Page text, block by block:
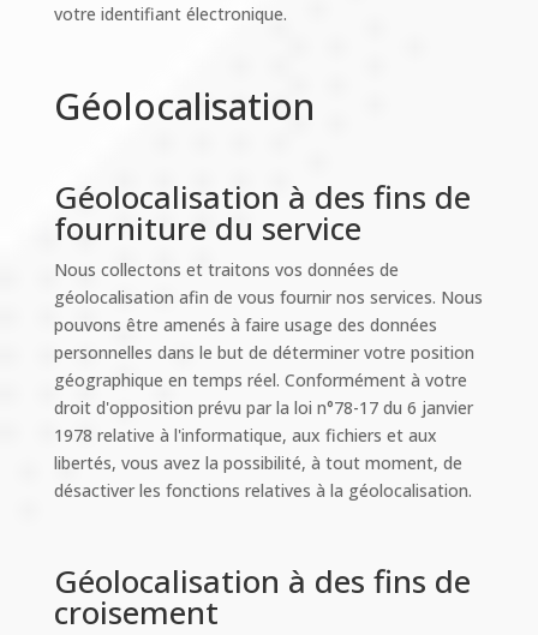
votre identifiant électronique.
Géolocalisation
Géolocalisation à des fins de
fourniture du service
Nous collectons et traitons vos données de
géolocalisation afin de vous fournir nos services. Nous
pouvons être amenés à faire usage des données
personnelles dans le but de déterminer votre position
géographique en temps réel. Conformément à votre
droit d'opposition prévu par la loi n°78-17 du 6 janvier
1978 relative à l'informatique, aux fichiers et aux
libertés, vous avez la possibilité, à tout moment, de
désactiver les fonctions relatives à la géolocalisation.
Géolocalisation à des fins de
croisement